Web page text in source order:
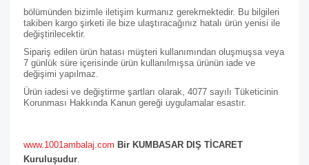
bölümünden bizimle iletişim kurmanız gerekmektedir. Bu bilgileri
takiben kargo şirketi ile bize ulaştıracağınız hatalı ürün yenisi ile
değiştirilecektir.
Sipariş edilen ürün hatası müşteri kullanımından oluşmuşsa veya
7 günlük süre içerisinde ürün kullanılmışsa ürünün iade ve
değişimi yapılmaz.
Ürün iadesi ve değiştirme şartları olarak, 4077 sayılı Tüketicinin
Korunması Hakkında Kanun gereği uygulamalar esastır.
www.1001ambalaj.com Bir KUMBASAR DIŞ TİCARET
Kuruluşudur